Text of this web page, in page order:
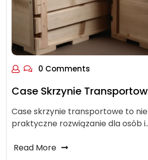
0 Comments
Case Skrzynie
Case skrzynie transportowe to
praktyczne rozwiązanie dla osób
Read More